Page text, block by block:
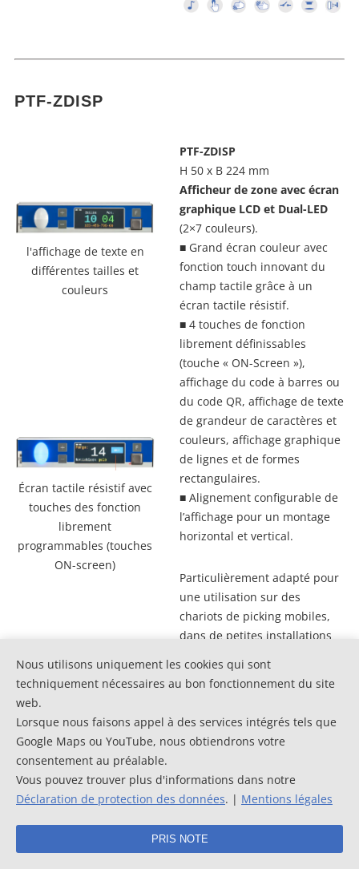
PTF-ZDISP
l'affichage de texte en
différentes tailles et
couleurs
Écran tactile résistif avec
touches des fonction
librement
programmables (touches
ON-screen)
affichage du code à
barres ou du code QR
PTF-ZDISP
H 50 x B 224 mm
Afficheur de zone avec écran
graphique LCD et Dual-LED
(2×7 couleurs).
■ Grand écran couleur avec
fonction touch innovant du
champ tactile grâce à un
écran tactile résistif.
■ 4 touches de fonction
librement définissables
(touche « ON-Screen »),
affichage du code à barres ou
du code QR, affichage de texte
de grandeur de caractères et
couleurs, affichage graphique
de lignes et de formes
rectangulaires.
■ Alignement configurable de
l’affichage pour un montage
horizontal et vertical.
Particulièrement adapté pour
une utilisation sur des
chariots de picking mobiles,
dans de petites installations
montage, mais aussi dans des
zones de prélèvement fixes.
Afficheur de zone PTF-ZDISP
peut être livrée avec les
Nous utilisons uniquement les cookies qui sont
techniquement nécessaires au bon fonctionnement du site
web.
Lorsque nous faisons appel à des services intégrés tels que
Google Maps ou YouTube, nous obtiendrons votre
consentement au préalable.
Vous pouvez trouver plus d'informations dans notre
Déclaration de protection des données. | Mentions légales
PRIS NOTE